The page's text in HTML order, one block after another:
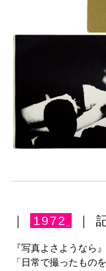
｜ 1972 ｜
『写真よさようなら
「日常で撮ったもの